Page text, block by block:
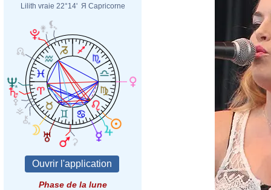
Lilith vraie 22°14' Я Capricorne
Phase de la lune